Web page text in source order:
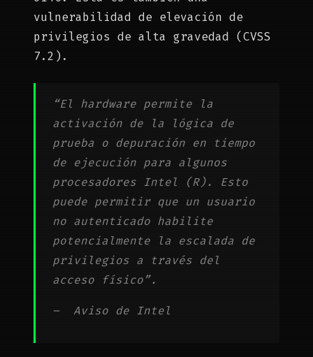
vulnerabilidad de elevación de
privilegios de alta gravedad (CVSS
7.2).
“El hardware permite la
activación de la lógica de
prueba o depuración en tiempo
de ejecución para algunos
procesadores Intel (R). Esto
puede permitir que un usuario
no autenticado habilite
potencialmente la escalada de
privilegios a través del
acceso físico”.
– Aviso de Intel